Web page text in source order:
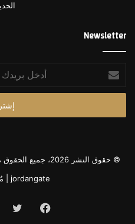
فندق
ماريوت العالمية في الأردن،
Newsletter
بريدك
الإلكتروني
© حقوق النشر 2026، جميع الحقوق محفوظة |
jordangate
|
فيسبوك